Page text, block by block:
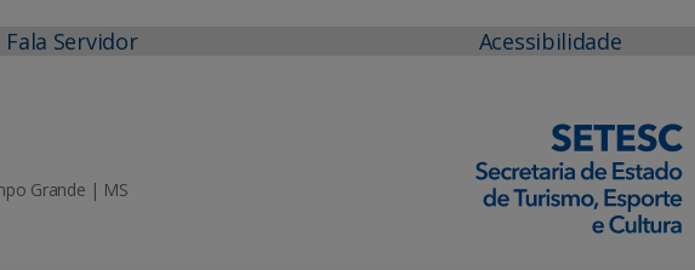
Fala Servidor Acessibilidade
Grande | MS